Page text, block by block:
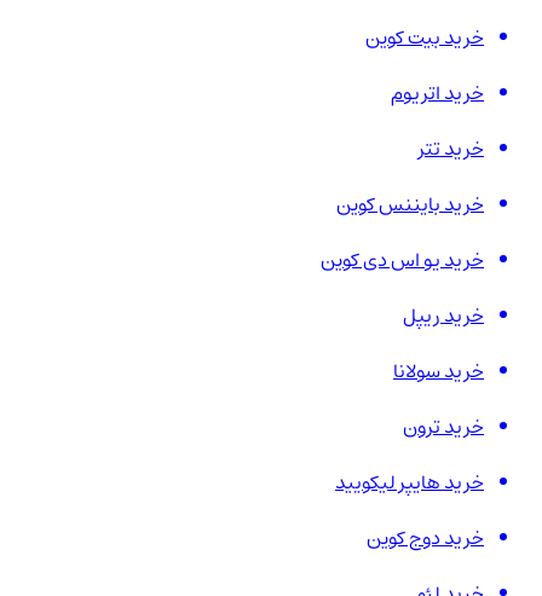
خرید بیت کوین
خرید اتریوم
خرید تتر
خرید بایننس کوین
خرید یو اس دی کوین
خرید ریپل
خرید سولانا
خرید ترون
خرید هایپر لیکویید
خرید دوج کوین